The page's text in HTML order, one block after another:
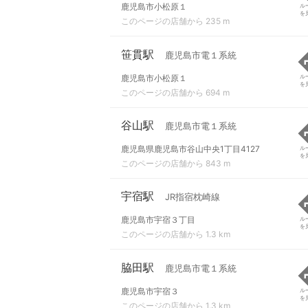
鹿児島市小松原１
このページの店舗から 235 m
ル
を
笹貫駅 鹿児島市電１系統
鹿児島市小松原１
このページの店舗から 694 m
ル
を
谷山駅 鹿児島市電１系統
鹿児島県鹿児島市谷山中央1丁目4127
このページの店舗から 843 m
ル
を
宇宿駅 JR指宿枕崎線
鹿児島市宇宿３丁目
このページの店舗から 1.3 km
ル
を
脇田駅 鹿児島市電１系統
鹿児島市宇宿３
このページの店舗から 1.3 km
ル
を